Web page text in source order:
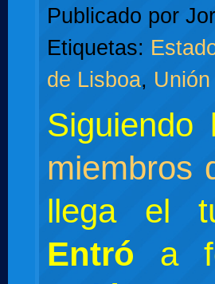
Publicado por
Etiquetas:
de Lisboa,
miembros
llega el
Entró a